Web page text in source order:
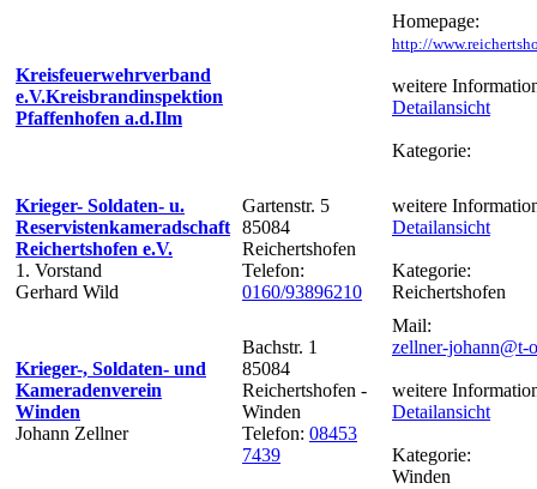
Kreisfeuerwehrverband
e.V.Kreisbrandinspektion
Pfaffenhofen a.d.Ilm
Homepage:
http://
weitere
Detailansicht
Kategorie:
Krieger- Soldaten- u.
Reservistenkameradschaft
Reichertshofen e.V.
1. Vorstand
Gerhard Wild
Gartenstr. 5
85084
Reichertshofen
Telefon:
0160/93896210
weitere
Detailansicht
Kategorie:
Reichertshofen
Krieger-, Soldaten- und
Kameradenverein
Winden
Johann Zellner
Bachstr. 1
85084
Reichertshofen -
Winden
Telefon: 08453
7439
Mail:
zellner-johann@t-
weitere
Detailansicht
Kategorie:
Winden